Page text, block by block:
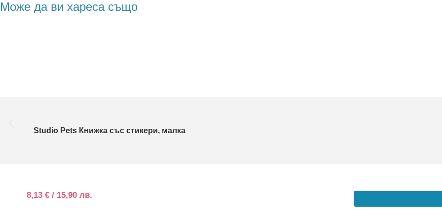
Може да ви хареса също
Studio Pets Книжка със стикери, малка
8,13€ / 15,90 лв.